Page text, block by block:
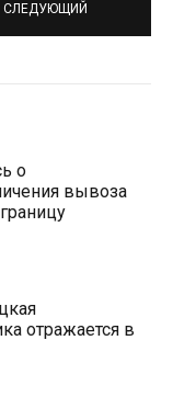
СЛЕДУЮЩИЙ
о
вывоза
отражается в